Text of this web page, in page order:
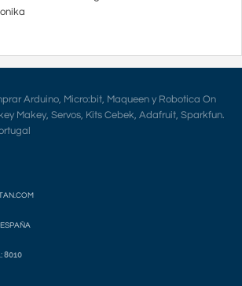
Arduino, Micro:bit, Maqueen y Robotica On
Makey, Servos, Kits Cebek, Adafruit, Sparkfun.
8010